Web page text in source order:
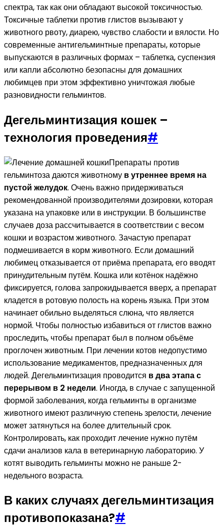
спектра, так как они обладают высокой токсичностью.
Токсичные таблетки против глистов вызывают у
животного рвоту, диарею, чувство слабости и вялости. Но
современные антигельминтные препараты, которые
выпускаются в различных формах – таблетка, суспензия
или капли абсолютно безопасны для домашних
любимцев при этом эффективно уничтожая любые
разновидности гельминтов.
Дегельминтизация кошек –
технология проведения#
Препараты против
гельминтоза даются животному в утреннее время на
пустой желудок. Очень важно придерживаться
рекомендованной производителями дозировки, которая
указана на упаковке или в инструкции. В большинстве
случаев доза рассчитывается в соответствии с весом
кошки и возрастом животного. Зачастую препарат
подмешивается в корм животного. Если домашний
любимец отказывается от приёма препарата, его вводят
принудительным путём. Кошка или котёнок надёжно
фиксируется, голова запрокидывается вверх, а препарат
кладется в ротовую полость на корень языка. При этом
начинает обильно выделяться слюна, что является
нормой. Чтобы полностью избавиться от глистов важно
проследить, чтобы препарат был в полном объёме
проглочен животным. При лечении котов недопустимо
использование медикаментов, предназначенных для
людей. Дегельминтизация проводится в два этапа с
перерывом в 2 недели. Иногда, в случае с запущенной
формой заболевания, когда гельминты в организме
животного имеют различную степень зрелости, лечение
может затянуться на более длительный срок.
Контролировать, как проходит лечение нужно путём
сдачи анализов кала в ветеринарную лабораторию. У
котят выводить гельминты можно не раньше 2-
недельного возраста.
В каких случаях дегельминтизация
противопоказана?#